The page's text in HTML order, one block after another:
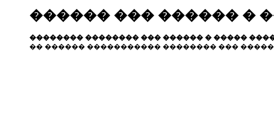
������ ��� ������ �
�������� �������� ��� ������ � �����
�� ������ ����������� �������� ���